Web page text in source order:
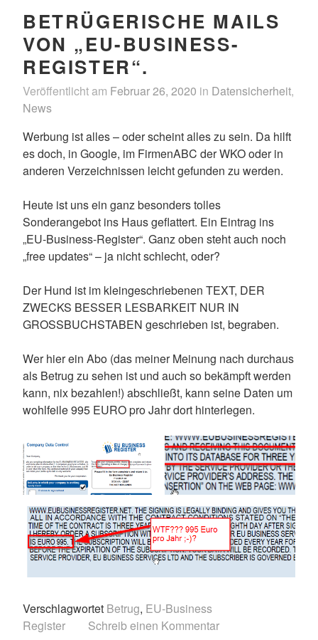
BETRÜGERISCHE MAILS
VON „EU-BUSINESS-
REGISTER“.
Veröffentlicht am Februar 26, 2020 in Datensicherheit,
News
Werbung ist alles – oder scheint alles zu sein. Da hilft
es doch, in Google, im FirmenABC der WKO oder in
anderen Verzeichnissen leicht gefunden zu werden.
Heute ist uns ein ganz besonders tolles
Sonderangebot ins Haus geflattert. Ein Eintrag ins
„EU-Business-Register“. Ganz oben steht auch noch
„free updates“ – ja nicht schlecht, oder?
Der Hund ist im kleingeschriebenen TEXT, DER
ZWECKS BESSER LESBARKEIT NUR IN
GROSSBUCHSTABEN geschrieben ist, begraben.
Wer hier ein Abo (das meiner Meinung nach durchaus
als Betrug zu sehen ist und auch so bekämpft werden
kann, nix bezahlen!) abschließt, kann seine Daten um
wohlfeile 995 EURO pro Jahr dort hinterlegen.
Verschlagwortet Betrug, EU-Business
Register
Schreib einen Kommentar